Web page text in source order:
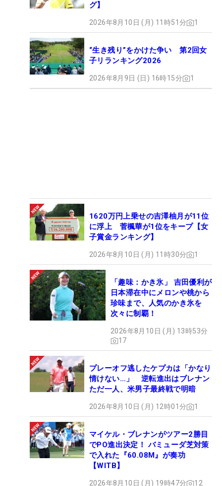
グ】
2026年8月10日 (月) 11時51分 1
“生き残り”をかけた争い 第2回女
子リランキング2026
2026年8月9日 (日) 16時15分 1
1620万円上乗せの吉澤柚月が11位
に浮上 菅楓華が1位をキープ【女
子賞金ランキング】
2026年8月10日 (月) 11時30分 1
「趣味：かき氷」 吉田優利が
日本滞在中にメロンや桃から
珍味まで、人気のかき氷を
次々に制覇！
2026年8月10日 (月) 13時53分
17
プレーオフ逃したケプカは「かなり
情けない…」 逆転進出はブレナン
ただ一人、米男子最終戦で明暗
2026年8月10日 (月) 12時01分 1
マイケル・ブレナンがツアー2勝目
でPO進出決定！ バミューダ芝対策
で入れた『60.08M』が奏功
【WITB】
2026年8月10日 (月) 19時47分 12